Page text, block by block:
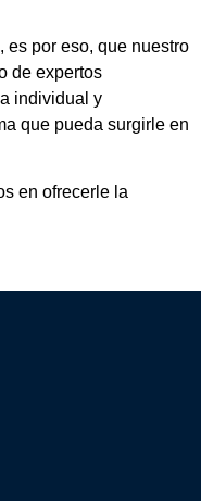
es por eso, que nuestro
de expertos
individual y
que pueda surgirle en
en ofrecerle la